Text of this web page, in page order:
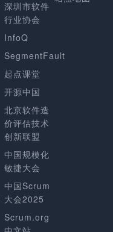
深圳市软件
行业协会
InfoQ
SegmentFault
起点课堂
开源中国
北京软件造
价评估技术
创新联盟
中国规模化
敏捷大会
中国Scrum
大会2025
Scrum.org